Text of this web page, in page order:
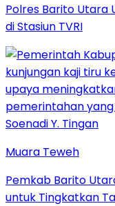
Polres Barito Utara
di Stasiun TVRI
Muara Teweh
Pemkab Barito
untuk Tingkatkan